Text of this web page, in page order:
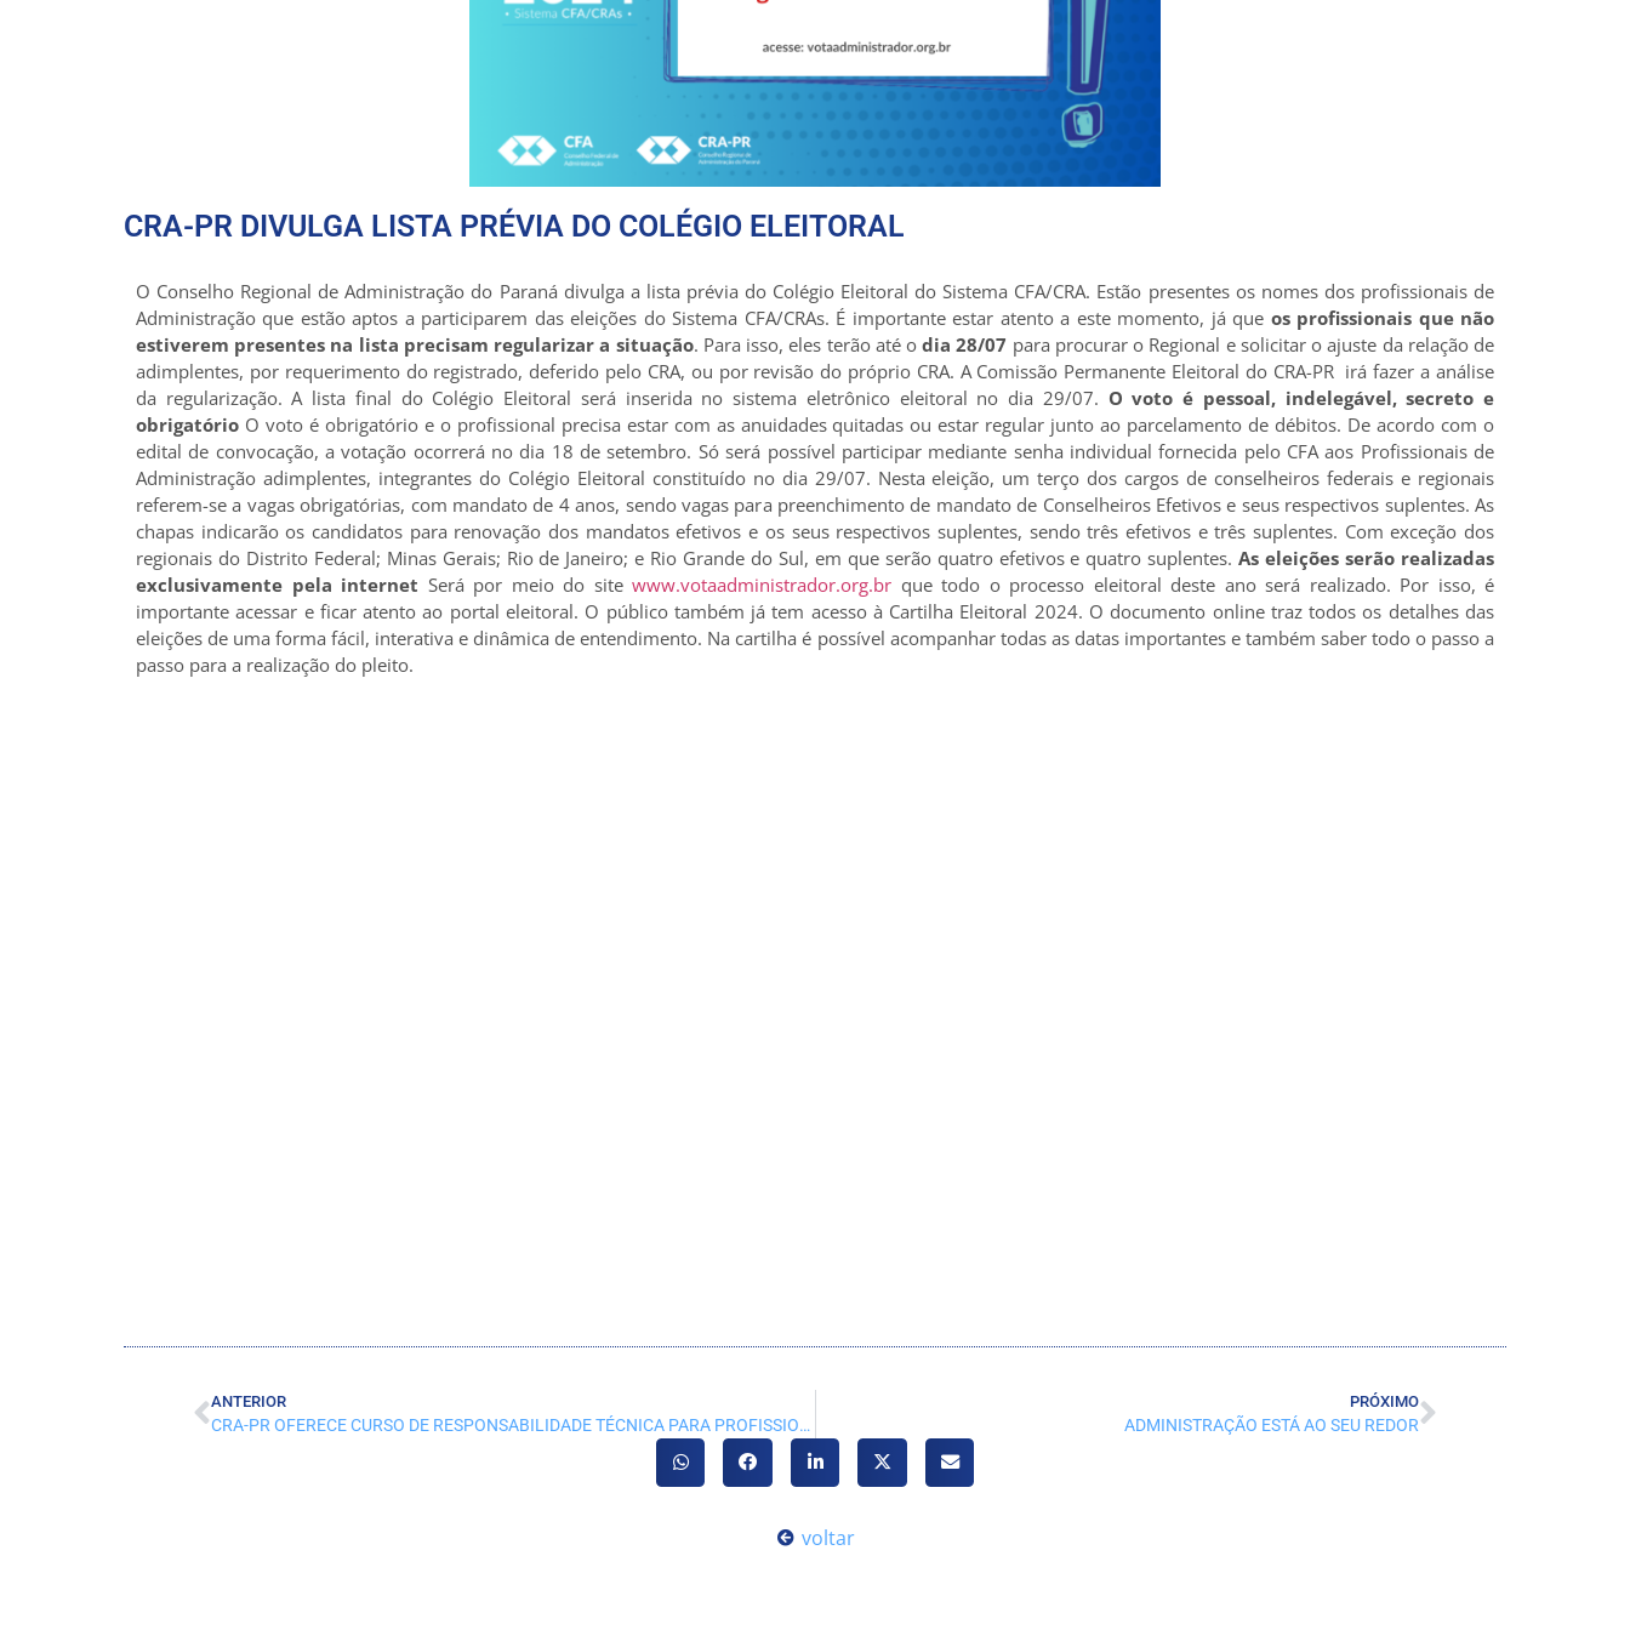
CRA-PR DIVULGA LISTA PRÉVIA DO COLÉGIO ELEITORAL
O Conselho Regional de Administração do Paraná divulga a lista prévia do Colégio Eleitoral do Sistema CFA/CRA. Estão presentes os nomes dos profissionais de
Administração que estão aptos a participarem das eleições do Sistema CFA/CRAs. É importante estar atento a este momento, já que os profissionais que não
estiverem presentes na lista precisam regularizar a situação. Para isso, eles terão até odia 28/07 para procurar o Regional e solicitar o ajuste da relação de
adimplentes, por requerimento do registrado, deferido pelo CRA, ou por revisão do próprio CRA. A Comissão Permanente Eleitoral do CRA-PR irá fazer a análise
da regularização. A lista final do Colégio Eleitoral será inserida no sistema eletrônico eleitoral no dia 29/07. O voto é pessoal, indelegável, secreto e
obrigatório O voto é obrigatório e o profissional precisa estar com as anuidades quitadas ou estar regular junto ao parcelamento de débitos. De acordo com o
edital de convocação, a votação ocorrerá no dia 18 de setembro. Só será possível participar mediante senha individual fornecida pelo CFA aos Profissionais de
Administração adimplentes, integrantes do Colégio Eleitoral constituído no dia 29/07. Nesta eleição, um terço dos cargos de conselheiros federais e regionais
referem-se a vagas obrigatórias, com mandato de 4 anos, sendo vagas para preenchimento de mandato de Conselheiros Efetivos e seus respectivos suplentes. As
chapas indicarão os candidatos para renovação dos mandatos efetivos e os seus respectivos suplentes, sendo três efetivos e três suplentes. Com exceção dos
regionais do Distrito Federal; Minas Gerais; Rio de Janeiro; e Rio Grande do Sul, em que serão quatro efetivos e quatro suplentes.As eleições serão realizadas
exclusivamente pela internet Será por meio do site www.votaadministrador.org.br que todo o processo eleitoral deste ano será realizado. Por isso, é
importante acessar e ficar atento ao portal eleitoral. O público também já tem acesso à Cartilha Eleitoral 2024. O documento online traz todos os detalhes das
eleições de uma forma fácil, interativa e dinâmica de entendimento. Na cartilha é possível acompanhar todas as datas importantes e também saber todo o passo a
passo para a realização do pleito.
ANTERIOR
CRA-PR OFERECE CURSO DE RESPONSABILIDADE TÉCNICA PARA PROFISSIONAIS DE ADMINISTRAÇÃO EM FOZ DE IGUAÇU
PRÓXIMO
ADMINISTRAÇÃO ESTÁ AO SEU REDOR
voltar